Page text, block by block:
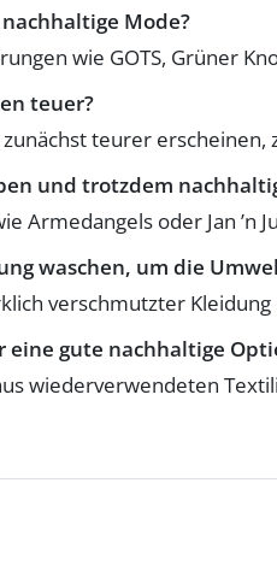
Mode?
wie GOTS, Grüner
teuer?
teurer
und trotzdem
Armedangels oder Jan
waschen, um die
verschmutzter
eine gute nachhaltige
wiederverwendeten